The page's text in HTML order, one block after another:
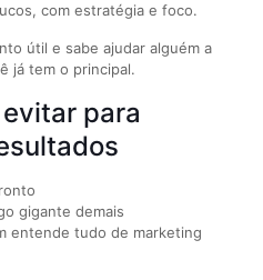
com estratégia e foco.
útil e sabe ajudar alguém a
já tem o principal.
evitar para
gigante demais
entende tudo de marketing